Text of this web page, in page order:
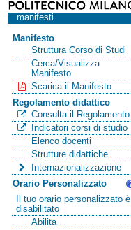
manifesti
Manifesto
Struttura Corso di Studi
Cerca/Visualizza
Manifesto
Scarica il Manifesto
Regolamento didattico
Consulta il Regolamento
Indicatori corsi di studio
Elenco docenti
Strutture didattiche
Internazionalizzazione
Orario Personalizzato
Il tuo orario personalizzato è
disabilitato
Abilita